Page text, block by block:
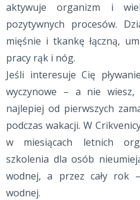
aktywuje organizm i
pozytywnych procesów.
mięśnie i tkankę łączną,
pracy rąk i nóg.
Jeśli interesuje Cię
wyczynowe – a nie wiesz,
najlepiej od pierwszych
podczas wakacji. W
w miesiącach letnich
szkolenia dla osób
wodnej, a przez cały rok
wodnej.